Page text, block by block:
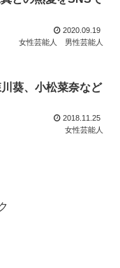
2020.09.19
女性芸能人
男性芸能人
葵、小松菜奈など
2018.11.25
女性芸能人